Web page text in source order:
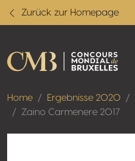
Zurück zur Homepage
Home Ergebnisse 2020
Zaino Carmenere 2017